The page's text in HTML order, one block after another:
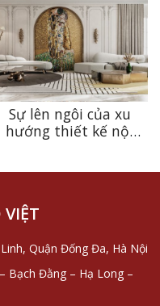
Sự lên ngôi của xu
hướng thiết kế nội
Quận Đống Đa, Hà Nội
Bạch Đằng – Hạ Long –